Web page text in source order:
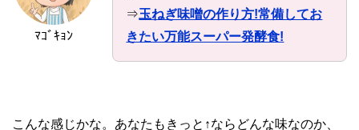
ﾏｺﾞｷｮﾝ
⇒玉ねぎ味噌の作り方!常備してお
きたい万能スーパー発酵食!
こんな感じかな。あなたもきっと↑ならどんな味なのか、